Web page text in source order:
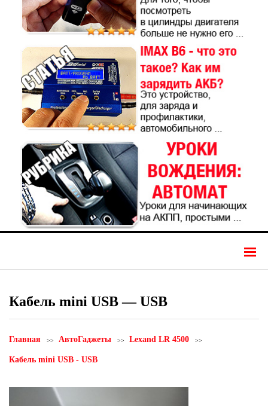
Кабель mini USB — USB
Главная АвтоГаджеты Lexand LR 4500
Кабель mini USB - USB